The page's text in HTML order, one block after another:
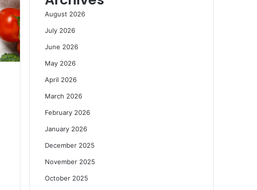
August 2026
July 2026
June 2026
May 2026
April 2026
March 2026
February 2026
January 2026
December 2025
November 2025
October 2025